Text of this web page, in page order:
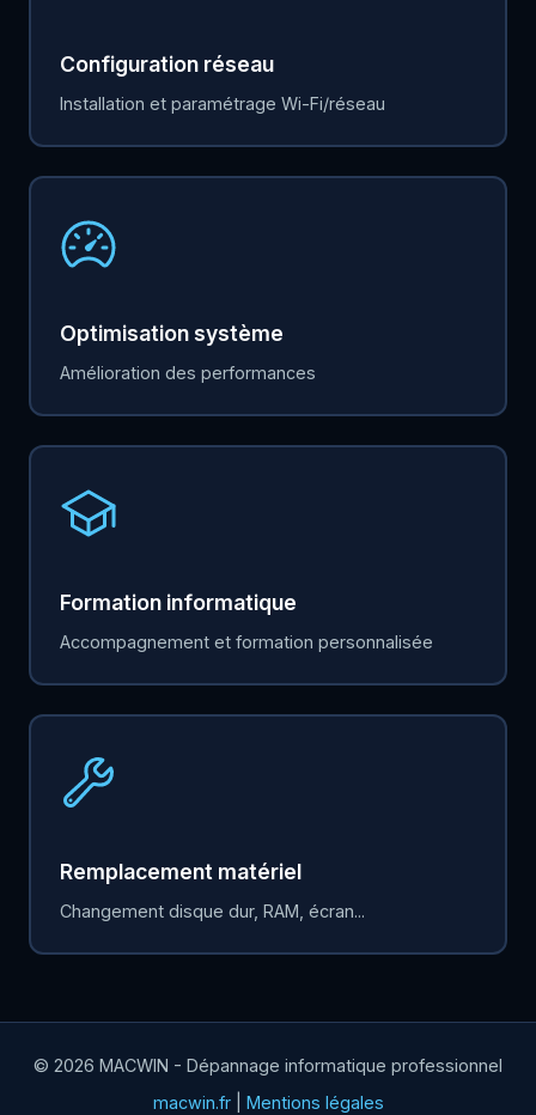
Configuration réseau
Installation et paramétrage Wi-Fi/réseau
Optimisation système
Amélioration des performances
Formation informatique
Accompagnement et formation personnalisée
Remplacement matériel
Changement disque dur, RAM, écran...
© 2026 MACWIN - Dépannage informatique professionnel
macwin.fr| Mentions légales